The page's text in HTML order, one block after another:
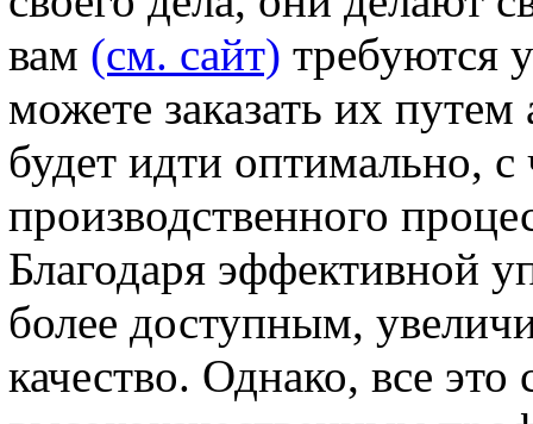
вам (см. сайт) требуются
можете заказать их
будет идти оптимально,
производственного
Благодаря эффективной
более доступным,
качество. Однако, все